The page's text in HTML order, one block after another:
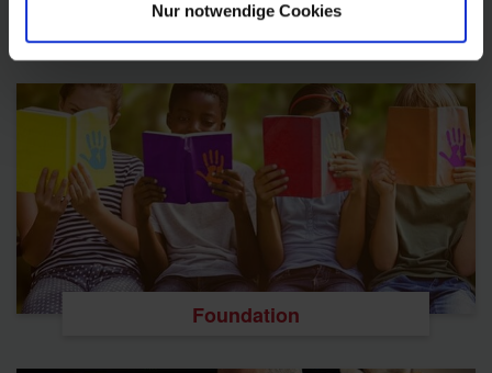
Nur notwendige Cookies
BNI Blog
Foundation